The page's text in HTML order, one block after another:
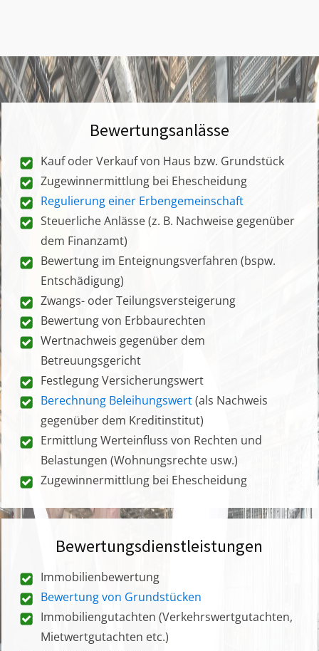
Bewertungsanlässe
Kauf oder Verkauf von Haus bzw. Grundstück
Zugewinnermittlung bei Ehescheidung
Regulierung einer Erbengemeinschaft
Steuerliche Anlässe (z. B. Nachweise gegenüber
dem Finanzamt)
Bewertung im Enteignungsverfahren (bspw.
Entschädigung)
Zwangs- oder Teilungsversteigerung
Bewertung von Erbbaurechten
Wertnachweis gegenüber dem
Betreuungsgericht
Festlegung Versicherungswert
Berechnung Beleihungswert(als Nachweis
gegenüber dem Kreditinstitut)
Ermittlung Werteinfluss von Rechten und
Belastungen (Wohnungsrechte usw.)
Zugewinnermittlung bei Ehescheidung
Bewertungsdienstleistungen
Immobilienbewertung
Bewertung von Grundstücken
Immobiliengutachten (Verkehrswertgutachten,
Mietwertgutachten etc.)